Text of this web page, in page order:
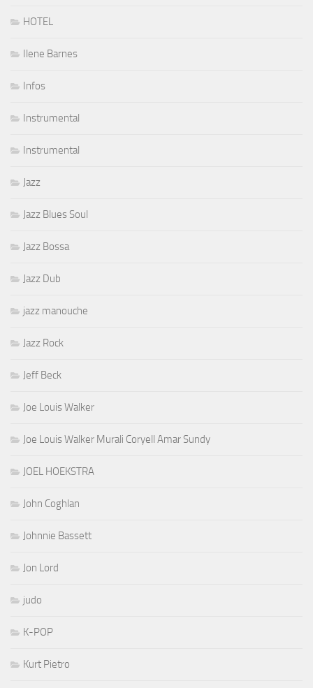
HOTEL
Ilene Barnes
Infos
Instrumental
Instrumental
Jazz
Jazz Blues Soul
Jazz Bossa
Jazz Dub
jazz manouche
Jazz Rock
Jeff Beck
Joe Louis Walker
Joe Louis Walker Murali Coryell Amar Sundy
JOEL HOEKSTRA
John Coghlan
Johnnie Bassett
Jon Lord
judo
K-POP
Kurt Pietro